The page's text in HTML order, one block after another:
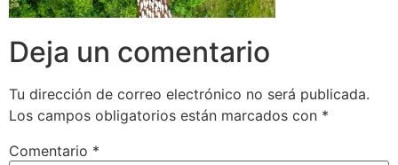
Deja un comentario
Tu dirección de correo electrónico no será publicada.
Los campos obligatorios están marcados con *
Comentario *